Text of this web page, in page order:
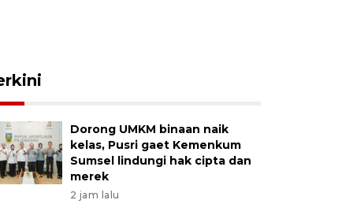
Dorong UMKM binaan naik
kelas, Pusri gaet Kemenkum
Sumsel lindungi hak cipta dan
merek
2 jam lalu